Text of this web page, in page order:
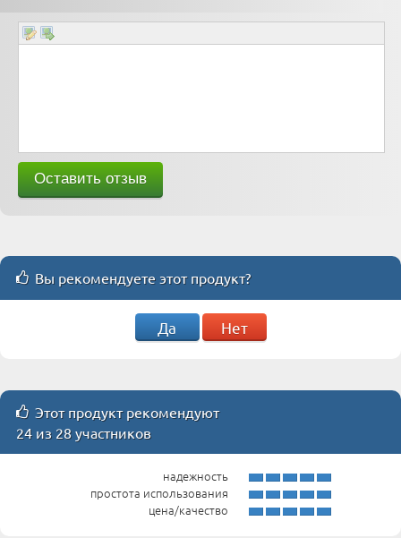
Вы рекомендуете этот продукт?
Да Нет
Этот продукт рекомендуют
24 из 28 участников
надежность
простота использования
цена/качество